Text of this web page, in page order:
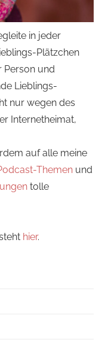
in jeder
Plätzchen
Person und
Lieblings-
nur wegen des
Internetheimat,
auf alle meine
Themen und
tolle
hier.